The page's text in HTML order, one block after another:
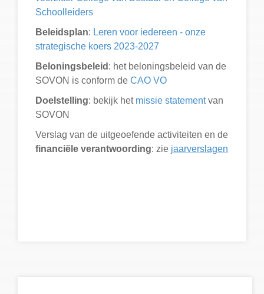
Schoolleiders
Beleidsplan: Leren voor iedereen - onze
strategische koers 2023-2027
Beloningsbeleid : het beloningsbeleid van de
SOVON is conform de CAO VO
Doelstelling: bekijk het missie statementvan
SOVON
Verslag van de uitgeoefende activiteiten en de
financiële verantwoording: zie jaarverslagen